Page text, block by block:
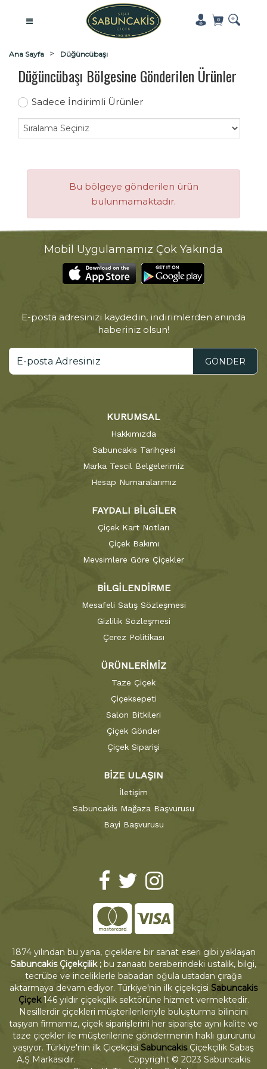
Ana Sayfa Düğüncübaşı
Düğüncübaşı Bölgesine Gönderilen Ürünler
Sadece İndirimli Ürünler
Bu bölgeye gönderilen ürün
bulunmamaktadır.
Mobil Uygulamamız Çok Yakında
E-posta adresinizi kaydedin, indirimlerden anında
haberiniz olsun!
GÖNDER
KURUMSAL
Hakkımızda
Sabuncakis Tarihçesi
Marka Tescil Belgelerimiz
Hesap Numaralarımız
FAYDALI BİLGİLER
Çiçek Kart Notları
Çiçek Bakımı
Mevsimlere Göre Çiçekler
BİLGİLENDİRME
Mesafeli Satış Sözleşmesi
Gizlilik Sözleşmesi
Çerez Politikası
ÜRÜNLERİMİZ
Taze Çiçek
Çiçeksepeti
Salon Bitkileri
Çiçek Gönder
Çiçek Siparişi
BİZE ULAŞIN
İletişim
Sabuncakis Mağaza Başvurusu
Bayi Başvurusu
1874 yılından bu yana, çiçeklere bir sanat eseri gibi yaklaşan
Sabuncakis Çiçekçilik ; bu zanaatı beraberindeki ustalık, bilgi,
tecrübe ve inceliklerle babadan oğula ustadan çırağa
aktarmaya devam ediyor. Türkiye'nin ilk çiçekçisi Sabuncakis
Çiçek146 yıldır çiçekçilik sektörüne hizmet vermektedir.
Nesillerdir çiçekleri müşterilerileriyle buluşturma bilincini
taşıyan firmamız, çiçek siparişlerini her siparişte aynı kalite ve
taze çiçekler ile müşterilerine göndermenin haklı gururunu
yaşıyor. Türkiye'nin ilk Çiçekçisi SabuncakisÇiçekçilik Sabaş
A.Ş Markasıdır. Copyright © 2023 Sabuncakis